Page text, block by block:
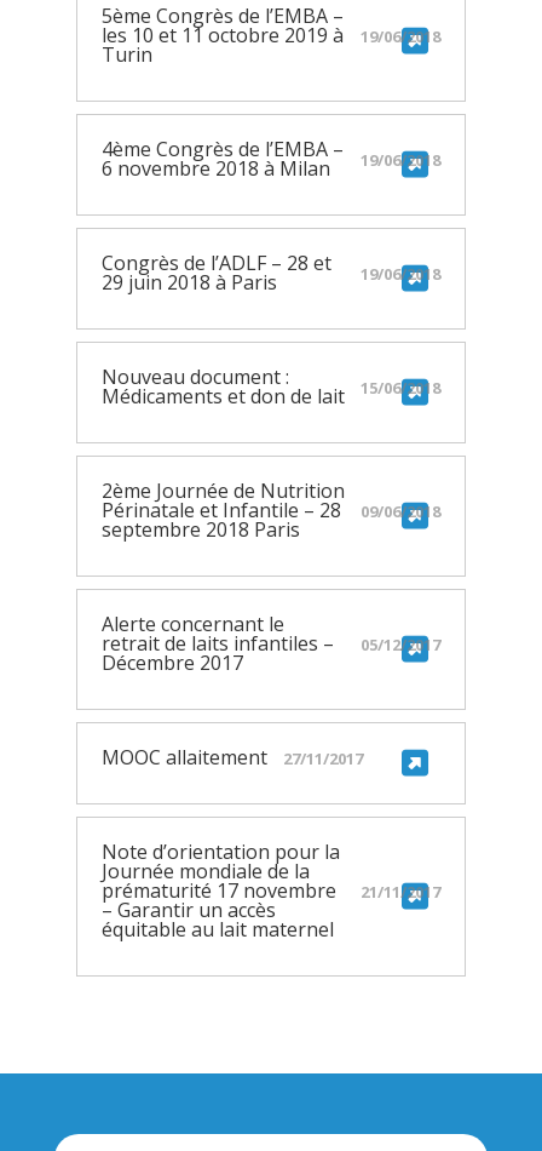
5ème Congrès de l’EMBA –
les 10 et 11 octobre 2019 à
Turin
19/06/2018
4ème Congrès de l’EMBA –
6 novembre 2018 à Milan 19/06/2018
Congrès de l’ADLF – 28 et
29 juin 2018 à Paris 19/06/2018
Nouveau document :
Médicaments et don de lait 15/06/2018
2ème Journée de Nutrition
Périnatale et Infantile – 28
septembre 2018 Paris
09/06/2018
Alerte concernant le
retrait de laits infantiles –
Décembre 2017
05/12/2017
MOOC allaitement 27/11/2017
Note d’orientation pour la
Journée mondiale de la
prématurité 17 novembre
– Garantir un accès
équitable au lait maternel
21/11/2017